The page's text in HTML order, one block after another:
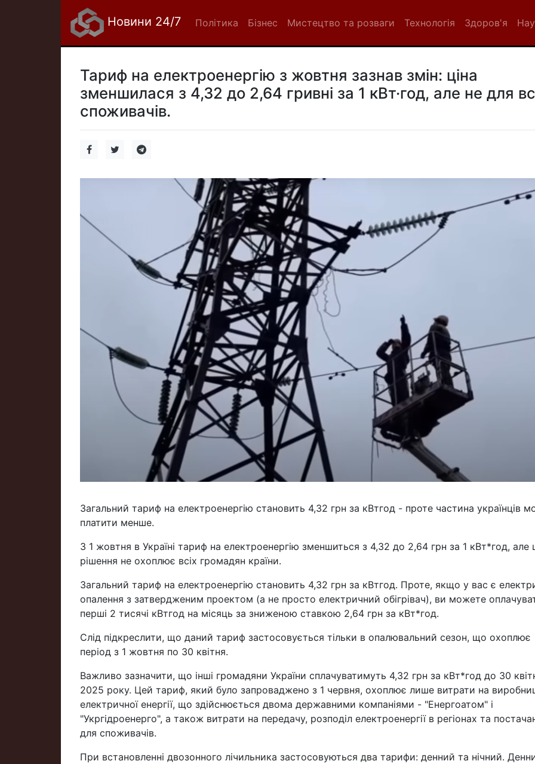
Новини 24/7 Політика Бізнес Мистецтво та розваги Технологія Здоров'я
Тариф на електроенергію з жовтня зазнав змін: ціна
зменшилася з 4,32 до 2,64 гривні за 1 кВт·год, але не для
споживачів.
Загальний тариф на електроенергію становить 4,32 грн за кВтгод - проте частина українців
платити менше.
З 1 жовтня в Україні тариф на електроенергію зменшиться з 4,32 до 2,64 грн за 1 кВт*год, але
рішення не охоплює всіх громадян країни.
Загальний тариф на електроенергію становить 4,32 грн за кВтгод. Проте, якщо у вас є
опалення з затвердженим проектом (а не просто електричний обігрівач), ви можете
перші 2 тисячі кВтгод на місяць за зниженою ставкою 2,64 грн за кВт*год.
Слід підкреслити, що даний тариф застосовується тільки в опалювальний сезон, що охоплює
період з 1 жовтня по 30 квітня.
Важливо зазначити, що інші громадяни України сплачуватимуть 4,32 грн за кВт*год до 30
2025 року. Цей тариф, який було запроваджено з 1 червня, охоплює лише витрати на
електричної енергії, що здійснюється двома державними компаніями - "Енергоатом" і
"Укргідроенерго", а також витрати на передачу, розподіл електроенергії в регіонах та
для споживачів.
При встановленні двозонного лічильника застосовуються два тарифи: денний та нічний.